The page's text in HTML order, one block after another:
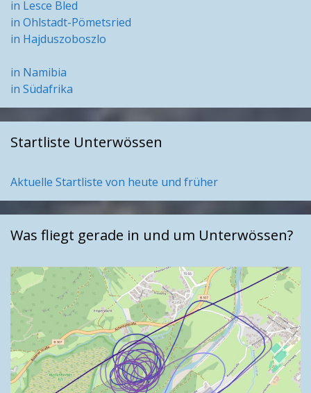
in Lesce Bled
in Ohlstadt-Pömetsried
in Hajduszoboszlo
in Namibia
in Südafrika
Startliste Unterwössen
Aktuelle Startliste von heute und früher
Was fliegt gerade in und um Unterwössen?